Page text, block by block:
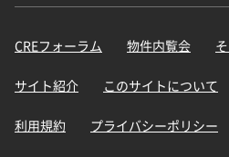
CREフォーラム 物件内覧会
サイト紹介 このサイトについて
利用規約 プライバシーポリシー